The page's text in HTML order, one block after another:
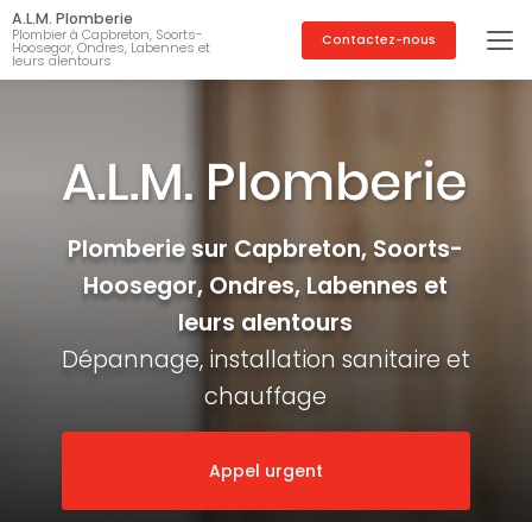
Aller
au
contenu
principal
A.L.M. Plomberie
Plombier à Capbreton, Soorts-
Hoosegor, Ondres, Labennes et
leurs alentours
Contactez-nous
Plomberie sur Capbreton, Soorts-
Hoosegor, Ondres, Labennes et
leurs alentours
Dépannage, installation sanitaire et
chauffage
Appel urgent